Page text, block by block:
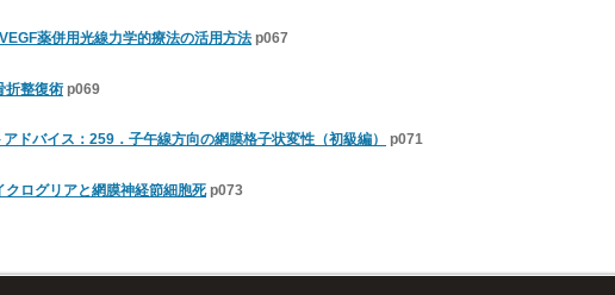
薬併用光線力学的療法の活用方法 p067
折整復術 p069
ドバイス：259．子午線方向の網膜格子状変性（初級編）
p071
ログリアと網膜神経節細胞死 p073